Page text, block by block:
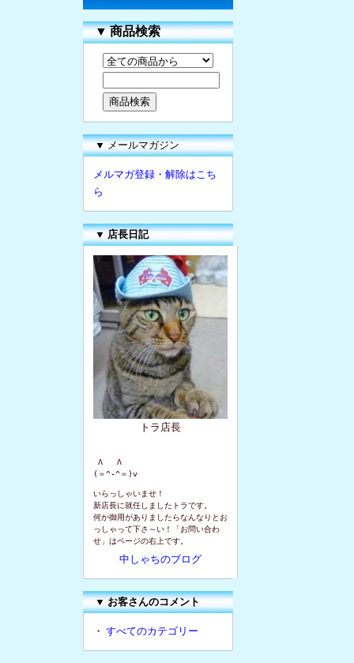
▼商品検索
▼ メールマガジン
メルマガ登録・解除はこち
ら
▼ 店長日記
トラ店長
Λ   Λ
(＝^-^＝)v
いらっしゃいませ！
新店長に就任しましたトラです。
何か御用がありましたらなんなりとお
っしゃって下さ～い！「お問い合わ
せ」はページの右上です。
中しゃちのブログ
▼お客さんのコメント
・ すべてのカテゴリー